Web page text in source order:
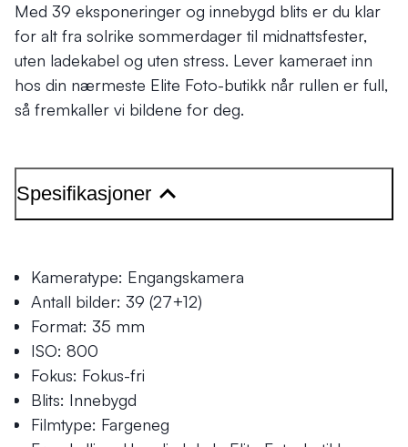
Med 39 eksponeringer og innebygd blits er du klar
for alt fra solrike sommerdager til midnattsfester,
uten ladekabel og uten stress. Lever kameraet inn
hos din nærmeste Elite Foto-butikk når rullen er full,
så fremkaller vi bildene for deg.
Spesifikasjoner
Kameratype: Engangskamera
Antall bilder: 39 (27+12)
Format: 35 mm
ISO: 800
Fokus: Fokus-fri
Blits: Innebygd
Filmtype: Fargeneg